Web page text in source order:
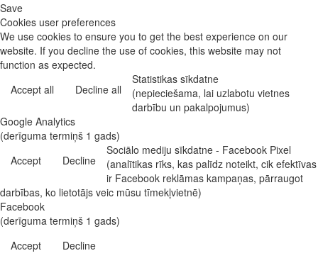
Save
Cookies user preferences
We use cookies to ensure you to get the best experience on our
website. If you decline the use of cookies, this website may not
function as expected.
Accept all
Decline all
Statistikas sīkdatne
(nepieciešama, lai uzlabotu vietnes
darbību un pakalpojumus)
Google Analytics
(derīguma termiņš 1 gads)
Accept
Decline
Sociālo mediju sīkdatne - Facebook Pixel
(analītikas rīks, kas palīdz noteikt, cik efektīvas
ir Facebook reklāmas kampaņas, pārraugot
darbības, ko lietotājs veic mūsu tīmekļvietnē)
Facebook
(derīguma termiņš 1 gads)
Accept
Decline